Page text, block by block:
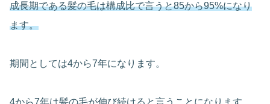
成長期である髪の毛は構成比で言うと85から95%になり
ます。
期間としては4から7年になります。